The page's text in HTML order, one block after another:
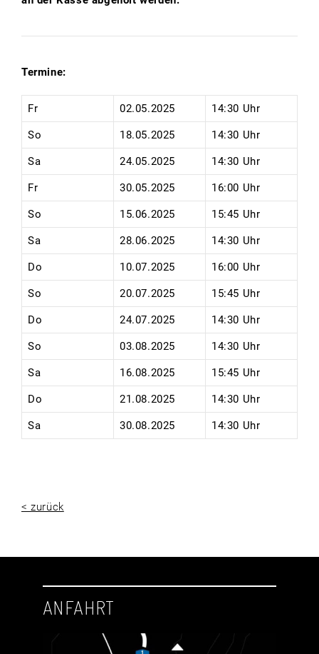
Termine:
Fr 02.05.2025 14:30 Uhr
So 18.05.2025 14:30 Uhr
Sa 24.05.2025 14:30 Uhr
Fr 30.05.2025 16:00 Uhr
So 15.06.2025 15:45 Uhr
Sa 28.06.2025 14:30 Uhr
Do 10.07.2025 16:00 Uhr
So 20.07.2025 15:45 Uhr
Do 24.07.2025 14:30 Uhr
So 03.08.2025 14:30 Uhr
Sa 16.08.2025 15:45 Uhr
Do 21.08.2025 14:30 Uhr
Sa 30.08.2025 14:30 Uhr
< zurück
ANFAHRT